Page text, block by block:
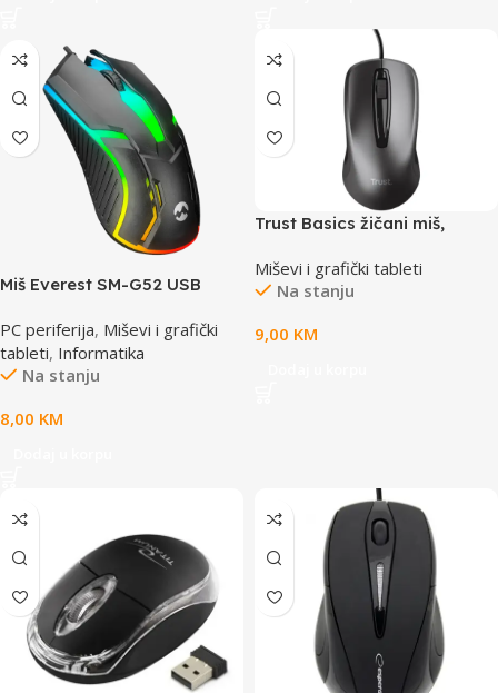
Miš Everest SM-G52 USB
34664
PC periferija, Miševi i grafički
tableti, Informatika
Na stanju
8,00 KM
Trust Basics žičani miš,
Miševi i grafički tableti
Na stanju
9,00 KM